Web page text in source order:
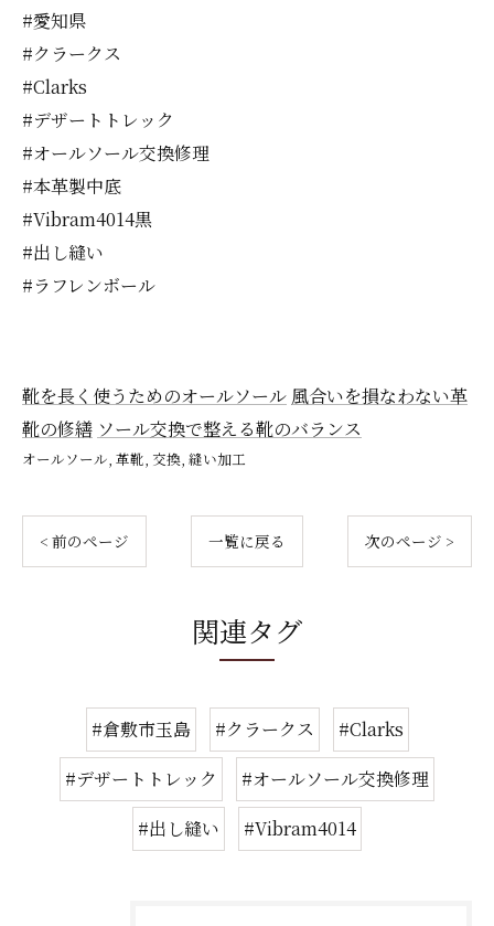
#愛知県
#クラークス
#Clarks
#デザートトレック
#オールソール交換修理
#本革製中底
#Vibram4014黒
#出し縫い
#ラフレンボール
靴を長く使うためのオールソール 風合いを損なわない革
靴の修繕 ソール交換で整える靴のバランス
オールソール 革靴 交換 縫い加工
< 前のページ 一覧に戻る 次のページ >
関連タグ
#倉敷市玉島 #クラークス
#Clarks
#デザートトレック
#オールソール交換修理
#出し縫い
#Vibram4014